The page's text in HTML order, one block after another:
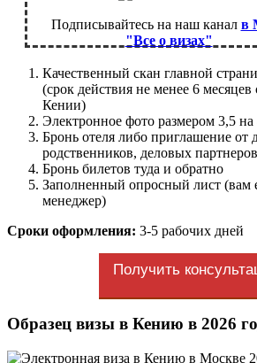
Подписывайтесь на наш канал в
"Все о визах"
Качественный скан главной
(срок действия не менее 6 месяцев
Кении)
Электронное фото размером 3,5 на
Бронь отеля либо приглашение от
родственников, деловых
Бронь билетов туда и обратно
Заполненный опросный лист (вам
менеджер)
Сроки оформления: 3-5 рабочих дней
Получить
Образец визы в Кению в 2026